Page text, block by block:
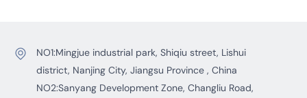
NO1:Mingjue industrial park, Shiqiu street, Lishui
district, Nanjing City, Jiangsu Province , China
NO2:Sanyang Development Zone, Changliu Road,